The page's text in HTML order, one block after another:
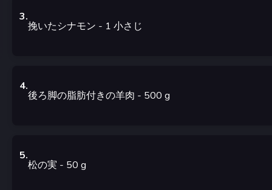
3.
挽いたシナモン - 1 小さじ
4.
後ろ脚の脂肪付きの羊肉 - 500 g
5.
松の実 - 50 g